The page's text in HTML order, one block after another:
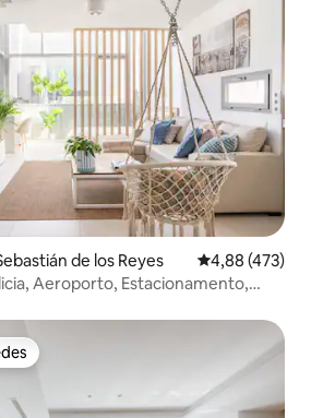
de los Reyes 4,88 de uma
4,88 (473)
Aeroporto, Estacionamento,